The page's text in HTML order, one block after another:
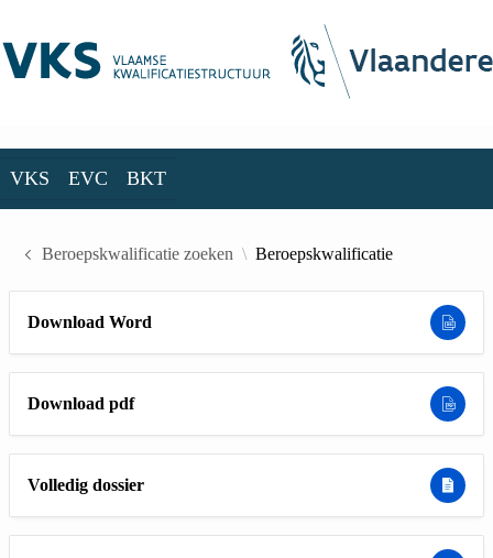
VKS EVC BKT
Beroepskwalificatie zoeken Beroepskwalificatie
Download Word
Download pdf
Volledig dossier